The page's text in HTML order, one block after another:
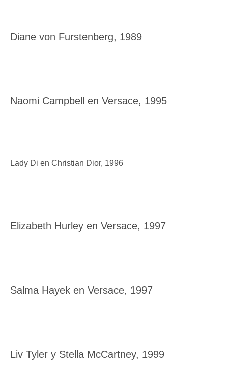
Diane von Furstenberg, 1989
Naomi Campbell en Versace, 1995
Lady Di en Christian Dior, 1996
Elizabeth Hurley en Versace, 1997
Salma Hayek en Versace, 1997
Liv Tyler y Stella McCartney, 1999